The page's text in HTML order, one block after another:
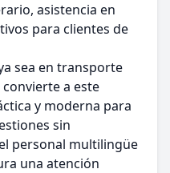
asistencia en
para clientes de
sea en transporte
a este
y moderna para
sin
personal multilingüe
una atención